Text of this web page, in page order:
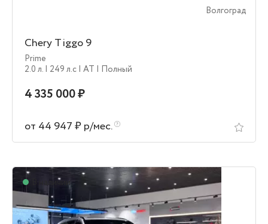
Волгоград
Chery Tiggo 9
Prime
2.0 л. | 249 л.c | AT | Полный
4 335 000 ₽
от 44 947 ₽ р/мес.
В наличии